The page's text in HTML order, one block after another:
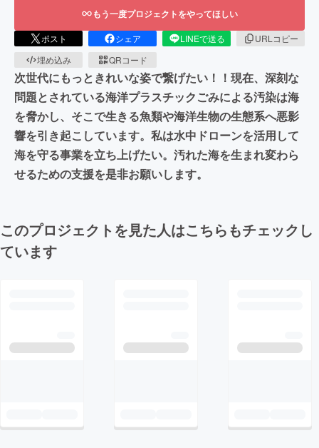
もう一度プロジェクトをやってほしい
ポスト シェア LINEで送る
URLコピー
埋め込み
QRコード
次世代にもっときれいな姿で繋げたい！！現在、深刻な
問題とされている海洋プラスチックごみによる汚染は海
を脅かし、そこで生きる魚類や海洋生物の生態系へ悪影
響を引き起こしています。私は水中ドローンを活用して
海を守る事業を立ち上げたい。汚れた海を生まれ変わら
せるための支援を是非お願いします。
このプロジェクトを見た人はこちらもチェックし
ています